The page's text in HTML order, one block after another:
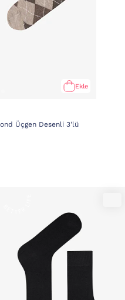
Ekle
Üçgen Desenli 3'lü